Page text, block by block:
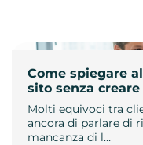
Come spiegare
sito senza
Molti equivoci tra
ancora di parlare di
mancanza di l…